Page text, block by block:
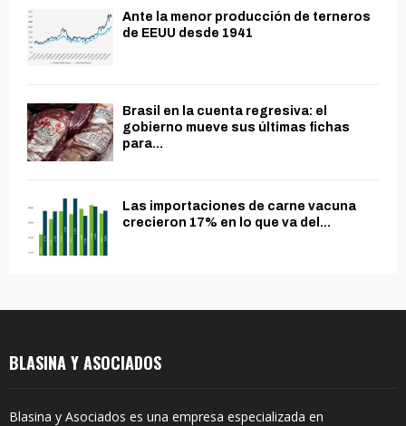
Ante la menor producción de terneros
de EEUU desde 1941
Brasil en la cuenta regresiva: el
gobierno mueve sus últimas fichas
para...
Las importaciones de carne vacuna
crecieron 17% en lo que va del...
BLASINA Y ASOCIADOS
Blasina y Asociados es una empresa especializada en